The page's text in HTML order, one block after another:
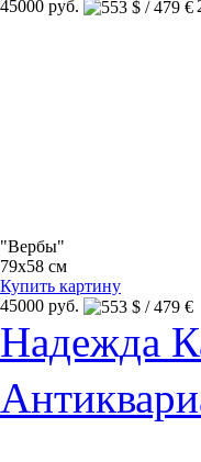
45000 руб.
"Вербы"
79x58 см
Купить картину
45000 руб.
Надежда